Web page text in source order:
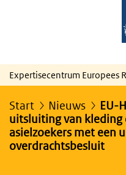
Expertisecentrum Europees
Start Nieuws
EU-
uitsluiting van kleding
asielzoekers met een
overdrachtsbesluit